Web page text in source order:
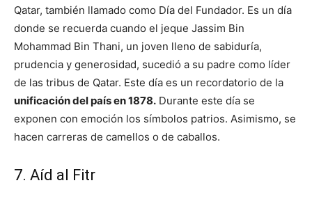
Qatar, también llamado como Día del Fundador. Es un día
donde se recuerda cuando el jeque Jassim Bin
Mohammad Bin Thani, un joven lleno de sabiduría,
prudencia y generosidad, sucedió a su padre como líder
de las tribus de Qatar. Este día es un recordatorio de la
unificación del país en 1878. Durante este día se
exponen con emoción los símbolos patrios. Asimismo, se
hacen carreras de camellos o de caballos.
7. Aíd al Fitr